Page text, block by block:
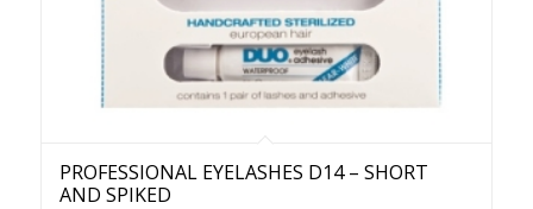
PROFESSIONAL EYELASHES D14 – SHORT
AND SPIKED